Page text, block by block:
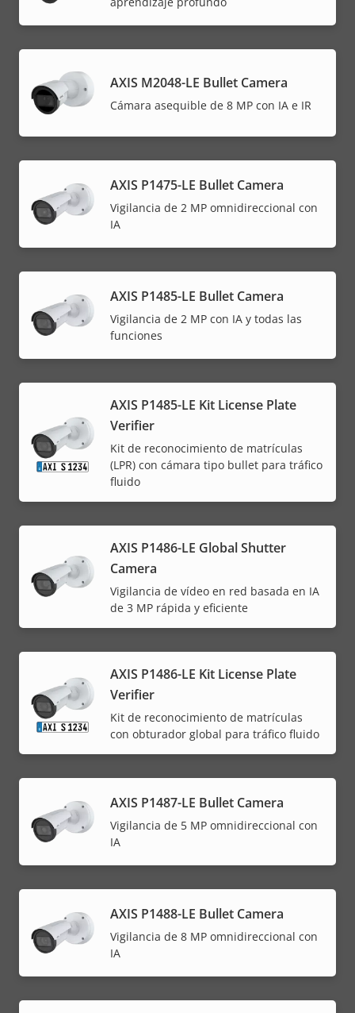
AXIS M2048-LE Bullet Camera
Cámara asequible de 8 MP con IA e IR
AXIS P1475-LE Bullet Camera
Vigilancia de 2 MP omnidireccional con
IA
AXIS P1485-LE Bullet Camera
Vigilancia de 2 MP con IA y todas las
funciones
AXIS P1485-LE Kit License Plate
Verifier
Kit de reconocimiento de matrículas
(LPR) con cámara tipo bullet para tráfico
fluido
AXIS P1486-LE Global Shutter
Camera
Vigilancia de vídeo en red basada en IA
de 3 MP rápida y eficiente
AXIS P1486-LE Kit License Plate
Verifier
Kit de reconocimiento de matrículas
con obturador global para tráfico fluido
AXIS P1487-LE Bullet Camera
Vigilancia de 5 MP omnidireccional con
IA
AXIS P1488-LE Bullet Camera
Vigilancia de 8 MP omnidireccional con
IA